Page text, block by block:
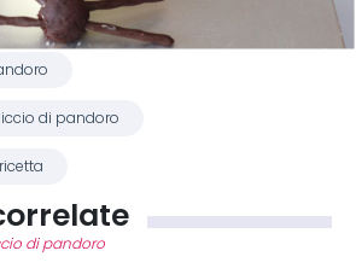
di pandoro
di pandoro